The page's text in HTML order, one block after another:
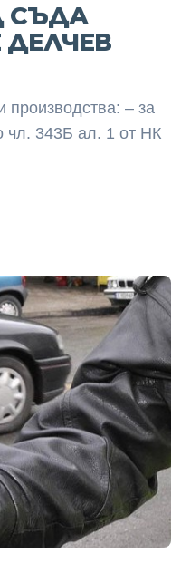
СЪДА
производства: – за
чл. 343Б ал. 1 от НК